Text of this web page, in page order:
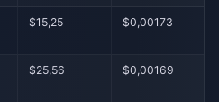
$15,25 $0,00173
$25,56 $0,00169